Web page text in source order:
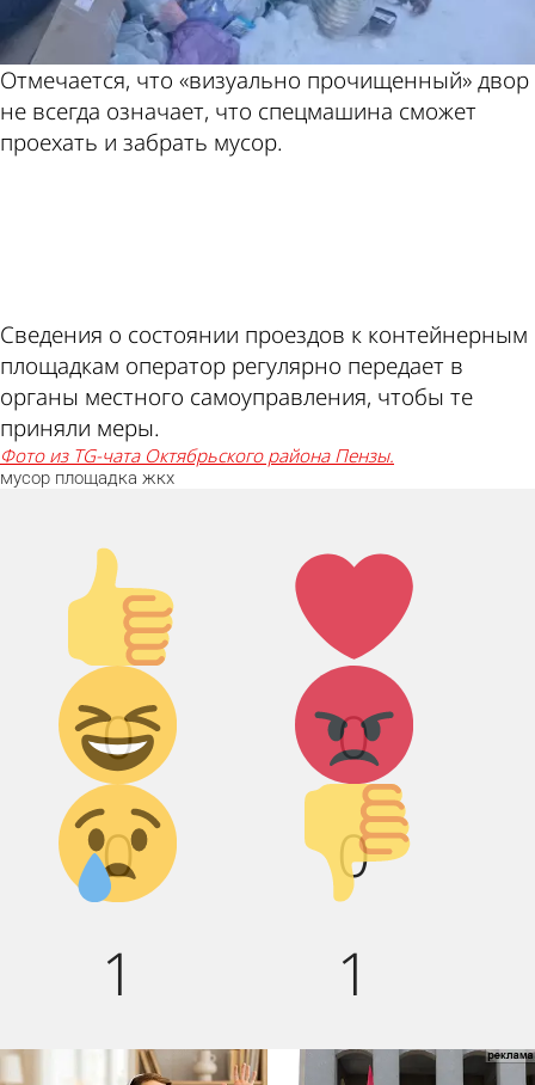
Отмечается, что «визуально прочищенный» двор
не всегда означает, что спецмашина сможет
проехать и забрать мусор.
Сведения о состоянии проездов к контейнерным
площадкам оператор регулярно передает в
органы местного самоуправления, чтобы те
приняли меры.
Фото из TG-чата Октябрьского района Пензы.
мусор площадка жкх
Палец
вверх!
0
Лайк!
0
Дикий
смех!
0
Агрессия!
0
Грусть :(
1
Палец
вниз!
1